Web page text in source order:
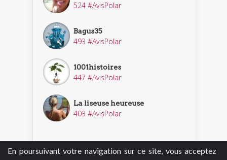
En poursuivant votre navigation sur ce site, vous acceptez
524 #AvisPolar
Bagus35
493 #AvisPolar
1001histoires
447 #AvisPolar
La liseuse heureuse
403 #AvisPolar
Découvrir nos enquêteurs